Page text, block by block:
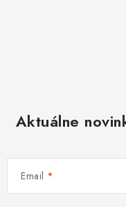
Aktuálne
Email